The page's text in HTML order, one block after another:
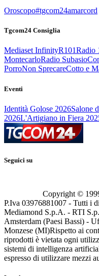
Oroscopo#tgcom24amarcord
Tgcom24 Consiglia
Mediaset InfinityR101Radio
MontecarloRadio Subasio
PorroNon SprecareCotto e
Eventi
Identità Golose 2026Salone
2026L'Artigiano in Fiera
Seguici su
Copyright ©
P.Iva 03976881007 - Tutti i
Mediamond S.p.A. - RTI
Amsterdam (Paesi Bassi) -
Monzese (MI)Rispetto ai
riprodotti è vietata ogni
sistemi di intelligenza
espresso di utilizzare mezzi